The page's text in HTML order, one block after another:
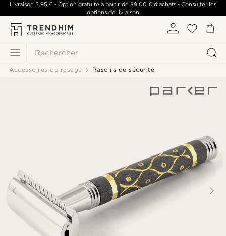
Rechercher
Livraison 5,95 €- Option gratuite à partir de 39,00 €d'achats -Consulter les
options de livraison
Accessoires de rasage Rasoirs de sécurité